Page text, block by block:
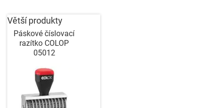
Větší produkty
Páskové číslovací
razítko COLOP
05012